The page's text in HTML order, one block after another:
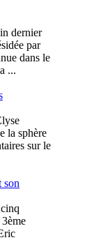
dernier
par
dans le
...
la sphère
sur le
son